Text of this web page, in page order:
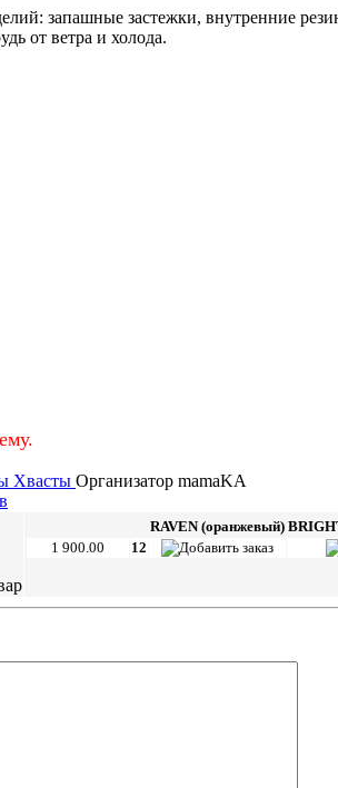
запашные застежки, внутренние
от ветра и холода.
Хвасты Организатор mamaKA
RAVEN (оранжевый)
1 900.00
12